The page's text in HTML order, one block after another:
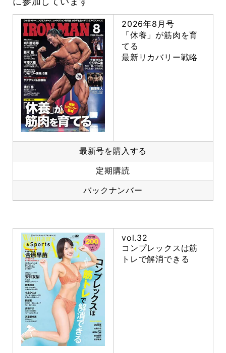
2026年8月号
「休養」が筋肉を育
てる
最新リカバリー戦略
最新号を購入する
定期購読
バックナンバー
vol.32
コンプレックスは筋
トレで解消できる